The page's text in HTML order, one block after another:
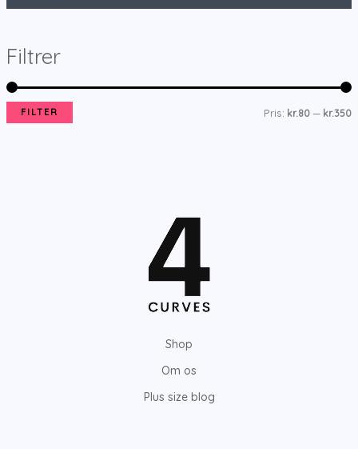
Filtrer
H
FILTER Pris: kr.80 — kr.350
Shop
Om os
Plus size blog